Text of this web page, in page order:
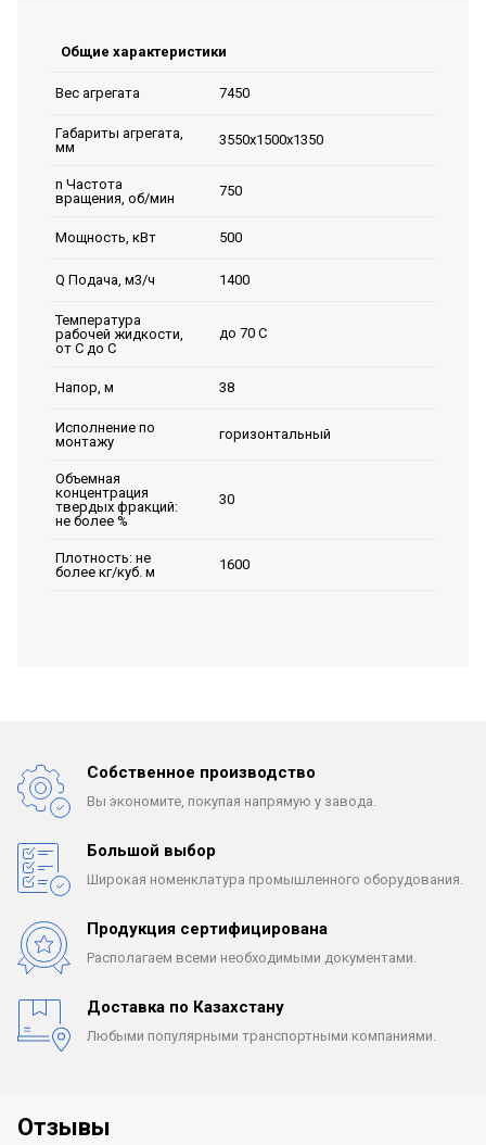
Общие характеристики
Вес агрегата 7450
Габариты агрегата,
мм
3550х1500х1350
n Частота
вращения, об/мин
750
Мощность, кВт 500
Q Подача, м3/ч 1400
Температура
рабочей жидкости,
от С до С
до 70 С
Напор, м 38
Исполнение по
монтажу
горизонтальный
Объемная
концентрация
твердых фракций:
не более %
30
Плотность: не
более кг/куб. м
1600
Собственное производство
Вы экономите, покупая напрямую у завода.
Большой выбор
Широкая номенклатура промышленного оборудования.
Продукция сертифицирована
Располагаем всеми необходимыми документами.
Доставка по Казахстану
Любыми популярными транспортными компаниями.
Отзывы